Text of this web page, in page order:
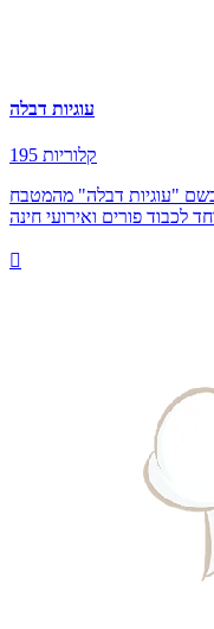
עוגיות דבלה
195 קלוריות
"עוגיות דבלה" מהמטבח
לכבוד פורים ואירועי חינה
